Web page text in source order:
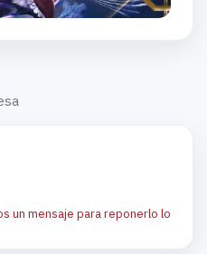
un mensaje para reponerlo lo